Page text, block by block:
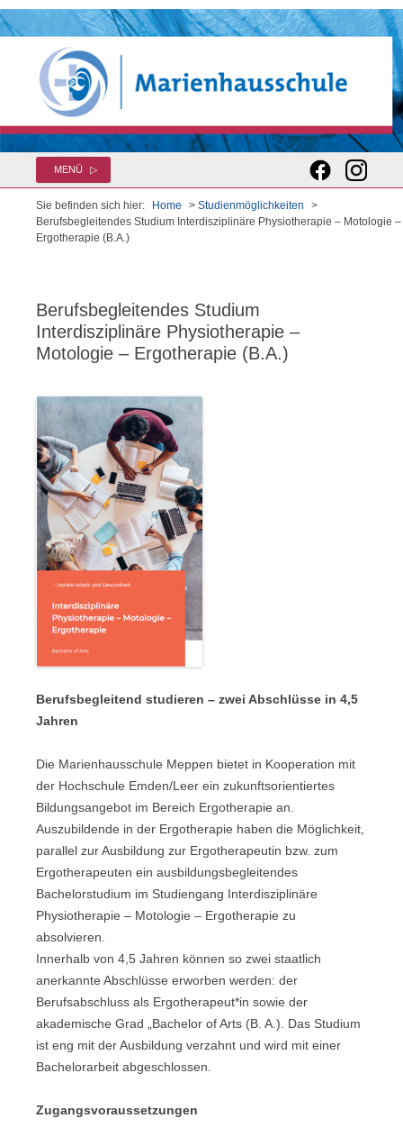
MENÜ
Sie befinden sich hier: Home > Studienmöglichkeiten
>
Berufsbegleitendes Studium Interdisziplinäre Physiotherapie – Motologie –
Ergotherapie (B.A.)
Berufsbegleitendes Studium
Interdisziplinäre Physiotherapie –
Motologie – Ergotherapie (B.A.)
Berufsbegleitend studieren – zwei Abschlüsse in 4,5
Jahren
Die Marienhausschule Meppen bietet in Kooperation mit
der Hochschule Emden/Leer ein zukunftsorientiertes
Bildungsangebot im Bereich Ergotherapie an.
Auszubildende in der Ergotherapie haben die Möglichkeit,
parallel zur Ausbildung zur Ergotherapeutin bzw. zum
Ergotherapeuten ein ausbildungsbegleitendes
Bachelorstudium im Studiengang Interdisziplinäre
Physiotherapie – Motologie – Ergotherapie zu
absolvieren.
Innerhalb von 4,5 Jahren können so zwei staatlich
anerkannte Abschlüsse erworben werden: der
Berufsabschluss als Ergotherapeut*in sowie der
akademische Grad „Bachelor of Arts (B. A.). Das Studium
ist eng mit der Ausbildung verzahnt und wird mit einer
Bachelorarbeit abgeschlossen.
Zugangsvoraussetzungen